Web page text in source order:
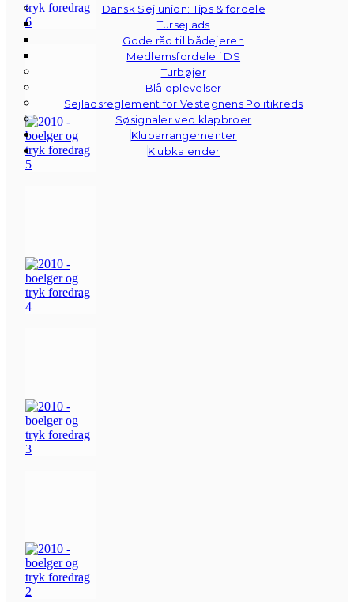
Dansk Sejlunion: Tips & fordele
Tursejlads
Gode råd til bådejeren
Medlemsfordele i DS
Turbøjer
Blå oplevelser
Sejladsreglement for Vestegnens Politikreds
Søsignaler ved klapbroer
Klubarrangementer
Klubkalender